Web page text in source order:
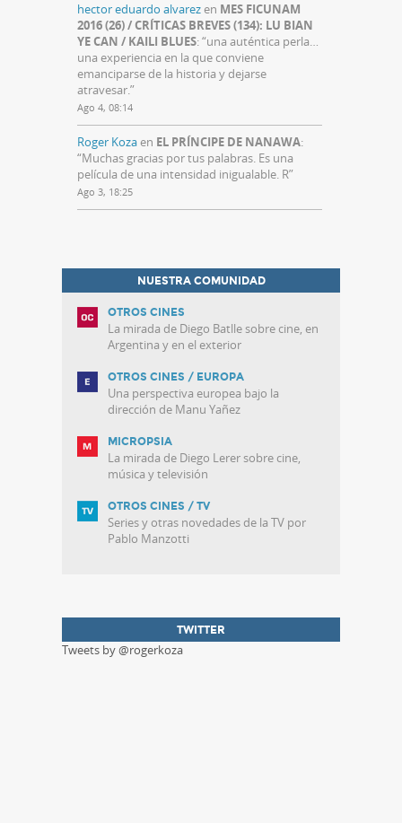
hector eduardo alvarezen MES FICUNAM
2016 (26) / CRÍTICAS BREVES (134): LU BIAN
YE CAN / KAILI BLUES: “una auténtica perla…
una experiencia en la que conviene
emanciparse de la historia y dejarse
atravesar.”
Ago 4, 08:14
Roger Kozaen EL PRÍNCIPE DE NANAWA:
“Muchas gracias por tus palabras. Es una
película de una intensidad inigualable. R”
Ago 3, 18:25
NUESTRA COMUNIDAD
OTROS CINES
La mirada de Diego Batlle sobre cine, en
Argentina y en el exterior
OTROS CINES / EUROPA
Una perspectiva europea bajo la
dirección de Manu Yañez
MICROPSIA
La mirada de Diego Lerer sobre cine,
música y televisión
OTROS CINES / TV
Series y otras novedades de la TV por
Pablo Manzotti
TWITTER
Tweets by @rogerkoza